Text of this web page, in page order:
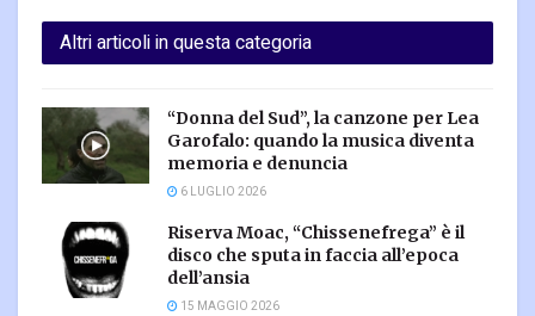
Altri articoli in questa categoria
“Donna del Sud”, la canzone per Lea
Garofalo: quando la musica diventa
memoria e denuncia
6 LUGLIO 2026
Riserva Moac, “Chissenefrega” è il
disco che sputa in faccia all’epoca
dell’ansia
15 MAGGIO 2026